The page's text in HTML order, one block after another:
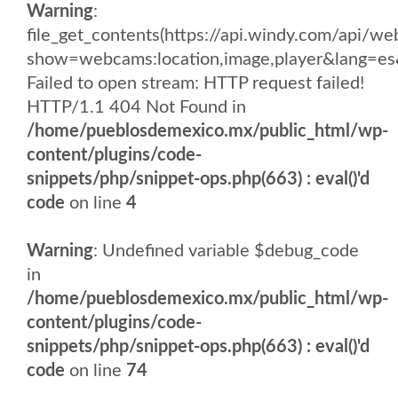
Warning:
file_get_contents(https://api.windy.com/api/
Failed to open stream: HTTP request failed!
HTTP/1.1 404 Not Found in
/home/pueblosdemexico.mx/public_html/wp-
content/plugins/code-
snippets/php/snippet-ops.php(663) : eval()'d
code on line 4
Warning: Undefined variable $debug_code
in
/home/pueblosdemexico.mx/public_html/wp-
content/plugins/code-
snippets/php/snippet-ops.php(663) : eval()'d
code on line 74